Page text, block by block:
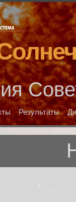
Результаты